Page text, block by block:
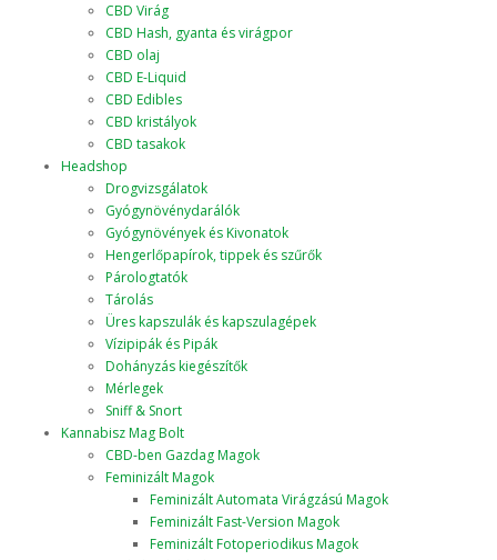
CBD Virág
CBD Hash, gyanta és virágpor
CBD olaj
CBD E-Liquid
CBD Edibles
CBD kristályok
CBD tasakok
Headshop
Drogvizsgálatok
Gyógynövénydarálók
Gyógynövények és Kivonatok
Hengerlőpapírok, tippek és szűrők
Párologtatók
Tárolás
Üres kapszulák és kapszulagépek
Vízipipák és Pipák
Dohányzás kiegészítők
Mérlegek
Sniff & Snort
Kannabisz Mag Bolt
CBD-ben Gazdag Magok
Feminizált Magok
Feminizált Automata Virágzású Magok
Feminizált Fast-Version Magok
Feminizált Fotoperiodikus Magok